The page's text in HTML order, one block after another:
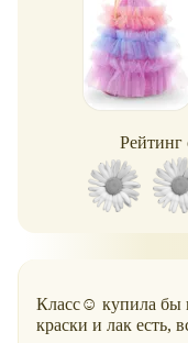
Рейтинг
Класс☺ купила бы
краски и лак есть,